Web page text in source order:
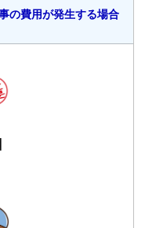
の費用が発生する場合